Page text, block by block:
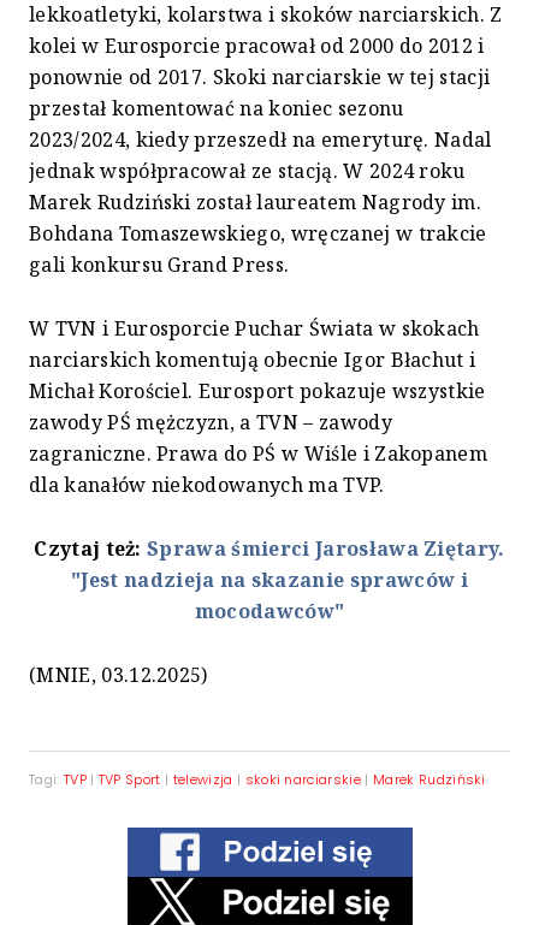
lekkoatletyki, kolarstwa i skoków narciarskich. Z
kolei w Eurosporcie pracował od 2000 do 2012 i
ponownie od 2017. Skoki narciarskie w tej stacji
przestał komentować na koniec sezonu
2023/2024, kiedy przeszedł na emeryturę. Nadal
jednak współpracował ze stacją. W 2024 roku
Marek Rudziński został laureatem Nagrody im.
Bohdana Tomaszewskiego, wręczanej w trakcie
gali konkursu Grand Press.
W TVN i Eurosporcie Puchar Świata w skokach
narciarskich komentują obecnie Igor Błachut i
Michał Korościel. Eurosport pokazuje wszystkie
zawody PŚ mężczyzn, a TVN – zawody
zagraniczne. Prawa do PŚ w Wiśle i Zakopanem
dla kanałów niekodowanych ma TVP.
Czytaj też:Sprawa śmierci Jarosława Ziętary.
"Jest nadzieja na skazanie sprawców i
mocodawców"
(MNIE, 03.12.2025)
Tagi: TVP| TVP Sport | telewizja | skoki narciarskie | Marek Rudziński